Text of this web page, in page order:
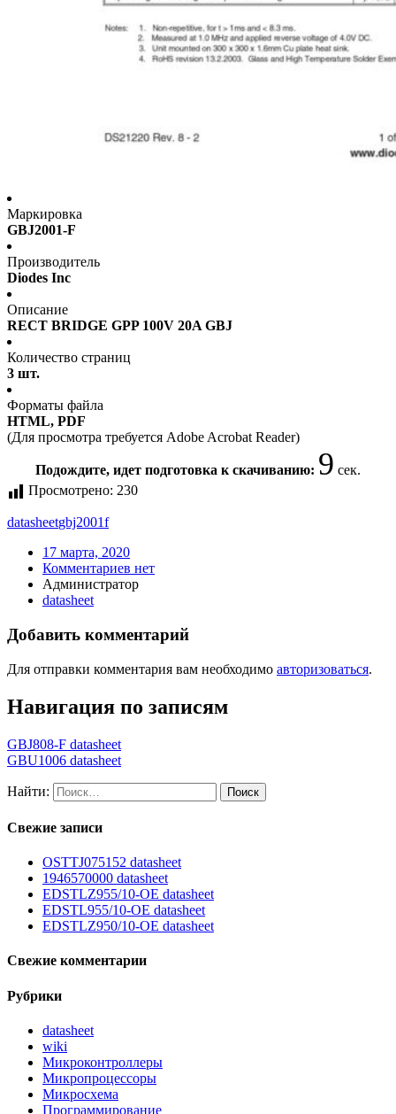
Маркировка
GBJ2001-F
Производитель
Diodes Inc
Описание
RECT BRIDGE GPP 100V 20A GBJ
Количество страниц
3 шт.
Форматы файла
HTML, PDF
(Для просмотра требуется Adobe Acrobat Reader)
Подождите, идет подготовка к скачиванию: 9 сек.
Просмотрено: 230
datasheetgbj2001f
17 марта, 2020
Комментариев нет
Администратор
datasheet
Добавить комментарий
Для отправки комментария вам необходимо авторизоваться.
Навигация по записям
GBJ808-F datasheet
GBU1006 datasheet
Найти:
Свежие записи
OSTTJ075152 datasheet
1946570000 datasheet
EDSTLZ955/10-OE datasheet
EDSTL955/10-OE datasheet
EDSTLZ950/10-OE datasheet
Свежие комментарии
Рубрики
datasheet
wiki
Микроконтроллеры
Микропроцессоры
Микросхема
Программирование